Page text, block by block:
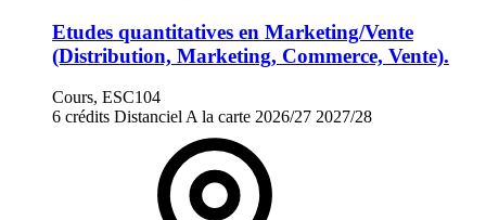
Etudes quantitatives en Marketing/Vente
(Distribution, Marketing, Commerce, Vente).
Cours, ESC104
6 crédits Distanciel A la carte 2026/27 2027/28